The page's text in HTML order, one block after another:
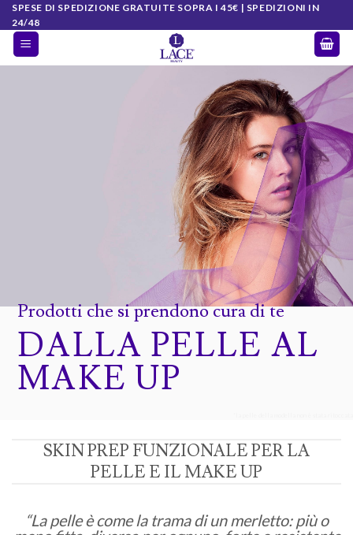
Salta
ai
contenuti
SPESE DI SPEDIZIONE GRATUITE SOPRA I 45€ | SPEDIZIONI IN
24/48
Prodotti che si prendono cura di te
DALLA PELLE AL
MAKE UP
SKIN PREP FUNZIONALE PER LA
PELLE E IL MAKE UP
“La pelle è come la trama di un merletto: più o